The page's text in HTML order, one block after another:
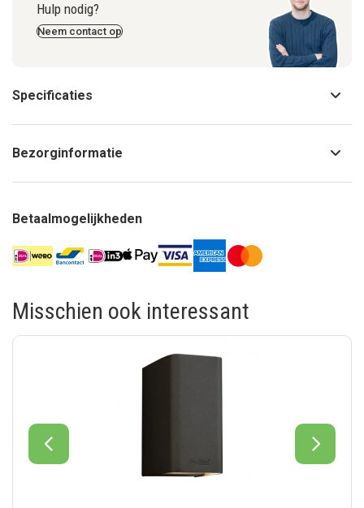
Hulp nodig?
Neem contact op
Specificaties
Bezorginformatie
Betaalmogelijkheden
Misschien ook interessant